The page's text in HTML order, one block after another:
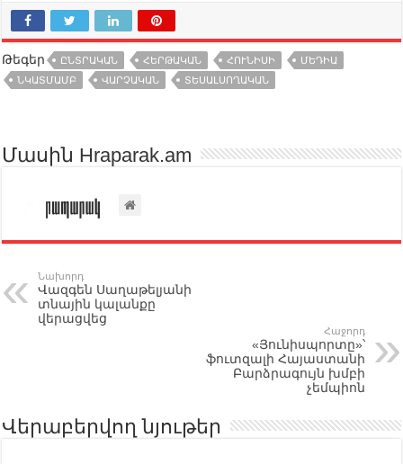
Թեգեր ԸՆՏՐԱԿԱՆ ՀԵՐԹԱԿԱՆ ՀՈՒՆԻՍԻ
ՄԵԴԻԱ
ՆԿԱՏՄԱՄԲ
ՎԱՐՉԱԿԱՆ ՏԵՍԱԼՍՈՂԱԿԱՆ
Մասին Hraparak.am
Նախորդ
Վազգեն Սաղաթելյանի
տնային կալանքը
վերացվեց
Հաջորդ
«Յունիսպորտը»՝
ֆուտզալի Հայաստանի
Բարձրագույն խմբի
չեմպիոն
Վերաբերվող նյութեր